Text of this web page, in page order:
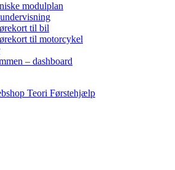
modulplan
til bil
til motorcykel
– dashboard
Teori Førstehjælp